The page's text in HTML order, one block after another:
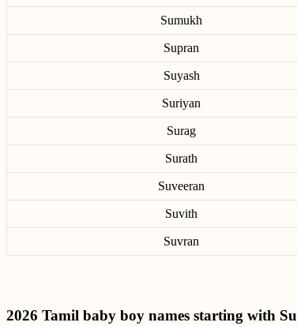
Sumukh
Supran
Suyash
Suriyan
Surag
Surath
Suveeran
Suvith
Suvran
2026 Tamil baby boy names starting with Su